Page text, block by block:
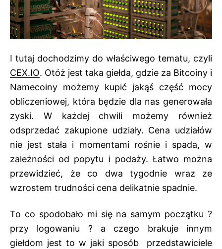
I tutaj dochodzimy do właściwego tematu, czyli
CEX.IO. Otóż jest taka giełda, gdzie za Bitcoiny i
Namecoiny możemy kupić jakąś część mocy
obliczeniowej, która będzie dla nas generowała
zyski. W każdej chwili możemy również
odsprzedać zakupione udziały. Cena udziałów
nie jest stała i momentami rośnie i spada, w
zależności od popytu i podaży. Łatwo można
przewidzieć, że co dwa tygodnie wraz ze
wzrostem trudności cena delikatnie spadnie.
To co spodobało mi się na samym początku ?
przy logowaniu ? a czego brakuje innym
giełdom jest to w jaki sposób przedstawiciele